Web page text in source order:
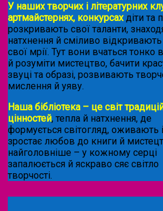
У наших творчих і літературних
артмайстернях, конкурсахдіти та
розкривають свої таланти,
натхнення й сміливо відкривають
свої мрії. Тут вони вчаться тонко
й розуміти мистецтво, бачити
звуці та образі, розвивають
мислення й уяву.
Наша бібліотека – це світ
цінностей, тепла й натхнення, де
формується світогляд, оживають
зростає любов до книги й
найголовніше – у кожному серці
запалюється й яскраво сяє світло
творчості.